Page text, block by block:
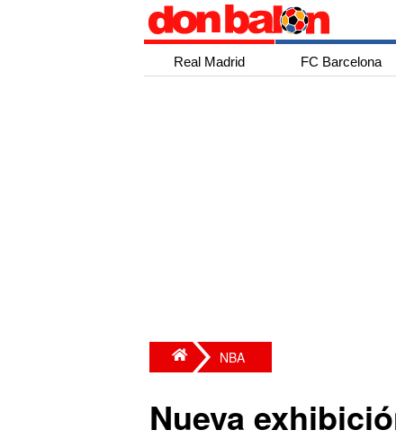
Real Madrid FC Barcelona
NBA
Nueva